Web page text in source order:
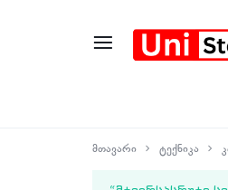
მთავარი ტექნიკა